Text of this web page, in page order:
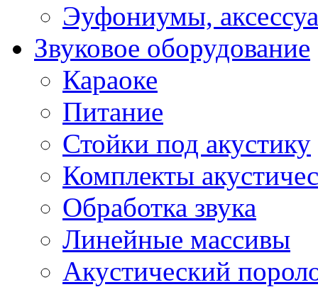
Эуфониумы,
Звуковое оборудование
Караоке
Питание
Стойки под акустику
Комплекты
Обработка звука
Линейные массивы
Акустический